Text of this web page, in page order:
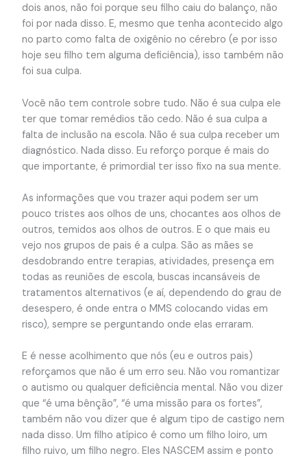
dois anos, não foi porque seu filho caiu do balanço, não
foi por nada disso. E, mesmo que tenha acontecido algo
no parto como falta de oxigênio no cérebro (e por isso
hoje seu filho tem alguma deficiência), isso também não
foi sua culpa.
Você não tem controle sobre tudo. Não é sua culpa ele
ter que tomar remédios tão cedo. Não é sua culpa a
falta de inclusão na escola. Não é sua culpa receber um
diagnóstico. Nada disso. Eu reforço porque é mais do
que importante, é primordial ter isso fixo na sua mente.
As informações que vou trazer aqui podem ser um
pouco tristes aos olhos de uns, chocantes aos olhos de
outros, temidos aos olhos de outros. E o que mais eu
vejo nos grupos de pais é a culpa. São as mães se
desdobrando entre terapias, atividades, presença em
todas as reuniões de escola, buscas incansáveis de
tratamentos alternativos (e aí, dependendo do grau de
desespero, é onde entra o MMS colocando vidas em
risco), sempre se perguntando onde elas erraram.
E é nesse acolhimento que nós (eu e outros pais)
reforçamos que não é um erro seu. Não vou romantizar
o autismo ou qualquer deficiência mental. Não vou dizer
que “é uma bênção”, “é uma missão para os fortes”,
também não vou dizer que é algum tipo de castigo nem
nada disso. Um filho atípico é como um filho loiro, um
filho ruivo, um filho negro. Eles NASCEM assim e ponto